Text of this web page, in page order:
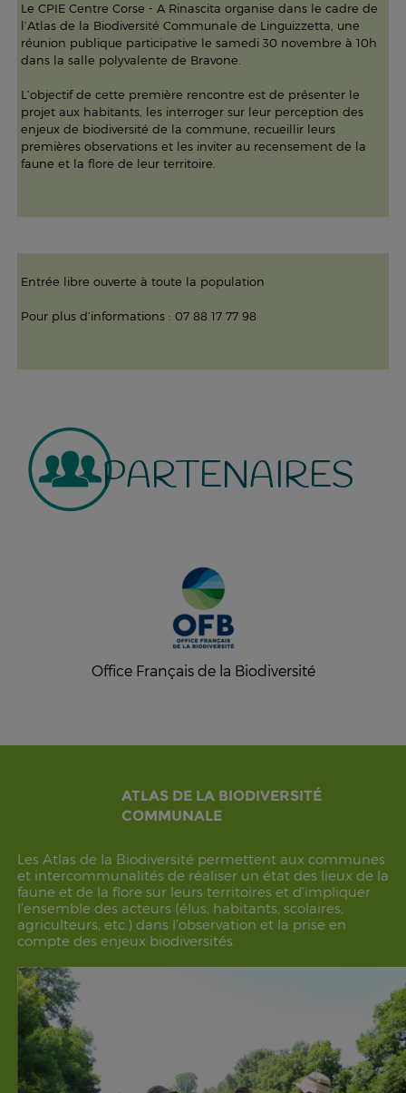
Le CPIE Centre Corse - A Rinascita organise dans le cadre de
l’Atlas de la Biodiversité Communale de Linguizzetta, une
réunion publique participative le samedi 30 novembre à 10h
dans la salle polyvalente de Bravone.
L’objectif de cette première rencontre est de présenter le
projet aux habitants, les interroger sur leur perception des
enjeux de biodiversité de la commune, recueillir leurs
premières observations et les inviter au recensement de la
faune et la flore de leur territoire.
Entrée libre ouverte à toute la population
Pour plus d’informations : 07 88 17 77 98
PARTENAIRES
Office Français de la Biodiversité
ATLAS DE LA BIODIVERSITÉ
COMMUNALE
Les Atlas de la Biodiversité permettent aux communes
et intercommunalités de réaliser un état des lieux de la
faune et de la flore sur leurs territoires et d’impliquer
l’ensemble des acteurs (élus, habitants, scolaires,
agriculteurs, etc.) dans l’observation et la prise en
compte des enjeux biodiversités.